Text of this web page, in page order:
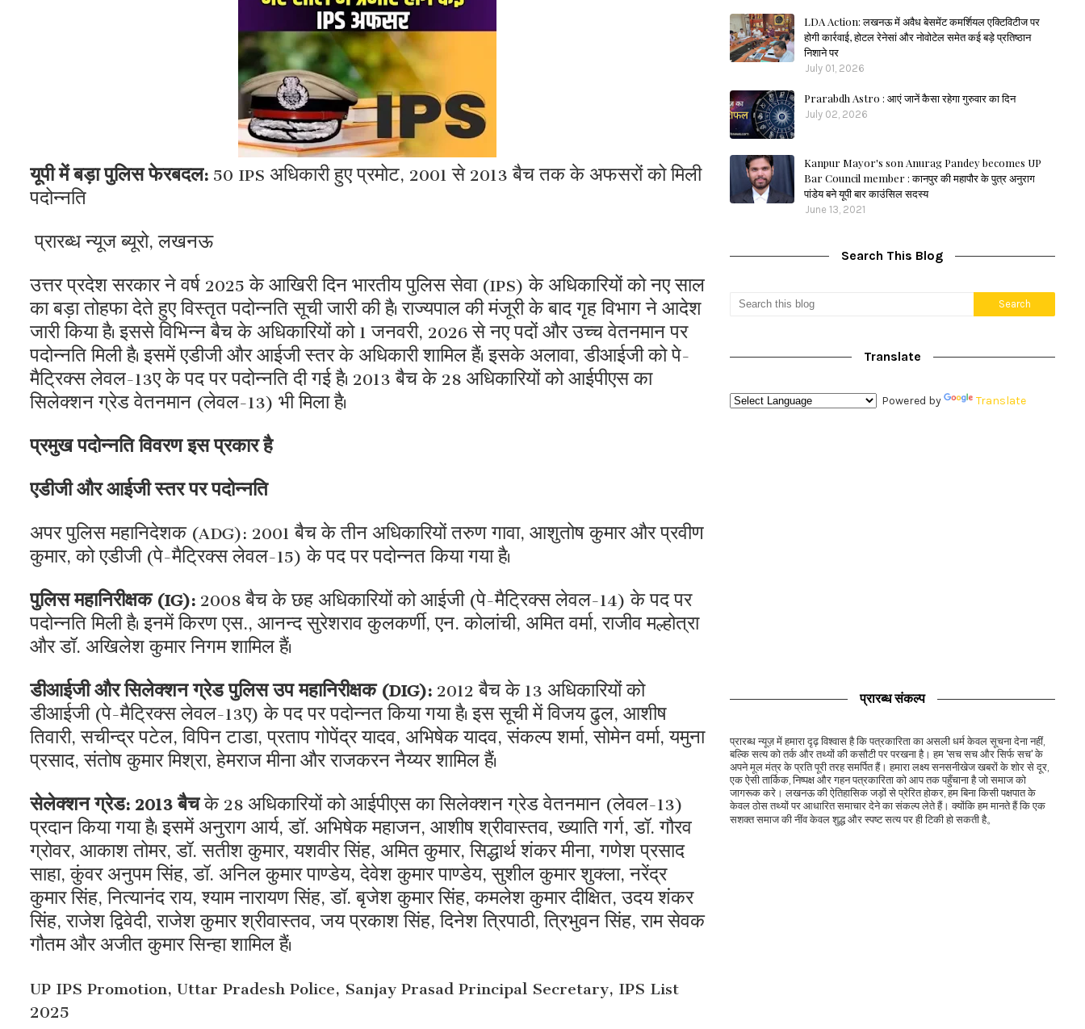
यूपी में बड़ा पुलिस फेरबदल:50 IPS अधिकारी हुए प्रमोट, 2001 से 2013 बैच तक के अफसरों को मिली
पदोन्नति
प्रारब्ध न्यूज ब्यूरो, लखनऊ
उत्तर प्रदेश सरकार ने वर्ष 2025 के आखिरी दिन भारतीय पुलिस सेवा (IPS) के अधिकारियों को नए साल
का बड़ा तोहफा देते हुए विस्तृत पदोन्नति सूची जारी की है। राज्यपाल की मंजूरी के बाद गृह विभाग ने आदेश
जारी किया है। इससे विभिन्न बैच के अधिकारियों को 1 जनवरी, 2026 से नए पदों और उच्च वेतनमान पर
पदोन्नति मिली है। इसमें एडीजी और आईजी स्तर के अधिकारी शामिल हैं। इसके अलावा, डीआईजी को पे-
मैट्रिक्स लेवल-13ए के पद पर पदोन्नति दी गई है। 2013 बैच के 28 अधिकारियों को आईपीएस का
सिलेक्शन ग्रेड वेतनमान (लेवल-13) भी मिला है।
प्रमुख पदोन्नति विवरण इस प्रकार है
एडीजी और आईजी स्तर पर पदोन्नति
अपर पुलिस महानिदेशक (ADG): 2001 बैच के तीन अधिकारियों तरुण गावा, आशुतोष कुमार और प्रवीण
कुमार, को एडीजी (पे-मैट्रिक्स लेवल-15) के पद पर पदोन्नत किया गया है।
पुलिस महानिरीक्षक (IG):2008 बैच के छह अधिकारियों को आईजी (पे-मैट्रिक्स लेवल-14) के पद पर
पदोन्नति मिली है। इनमें किरण एस., आनन्द सुरेशराव कुलकर्णी, एन. कोलांची, अमित वर्मा, राजीव मल्होत्रा
और डॉ. अखिलेश कुमार निगम शामिल हैं।
डीआईजी और सिलेक्शन ग्रेडपुलिस उप महानिरीक्षक (DIG):2012 बैच के 13 अधिकारियों को
डीआईजी (पे-मैट्रिक्स लेवल-13ए) के पद पर पदोन्नत किया गया है। इस सूची में विजय ढुल, आशीष
तिवारी, सचीन्द्र पटेल, विपिन टाडा, प्रताप गोपेंद्र यादव, अभिषेक यादव, संकल्प शर्मा, सोमेन वर्मा, यमुना
प्रसाद, संतोष कुमार मिश्रा, हेमराज मीना और राजकरन नैय्यर शामिल हैं।
सेलेक्शन ग्रेड: 2013 बैचके 28 अधिकारियों को आईपीएस का सिलेक्शन ग्रेड वेतनमान (लेवल-13)
प्रदान किया गया है। इसमें अनुराग आर्य, डॉ. अभिषेक महाजन, आशीष श्रीवास्तव, ख्याति गर्ग, डॉ. गौरव
ग्रोवर, आकाश तोमर, डॉ. सतीश कुमार, यशवीर सिंह, अमित कुमार, सिद्धार्थ शंकर मीना, गणेश प्रसाद
साहा, कुंवर अनुपम सिंह, डॉ. अनिल कुमार पाण्डेय, देवेश कुमार पाण्डेय, सुशील कुमार शुक्ला, नरेंद्र
कुमार सिंह, नित्यानंद राय, श्याम नारायण सिंह, डॉ. बृजेश कुमार सिंह, कमलेश कुमार दीक्षित, उदय शंकर
सिंह, राजेश द्विवेदी, राजेश कुमार श्रीवास्तव, जय प्रकाश सिंह, दिनेश त्रिपाठी, त्रिभुवन सिंह, राम सेवक
गौतम और अजीत कुमार सिन्हा शामिल हैं।
UP IPS Promotion, Uttar Pradesh Police, Sanjay Prasad Principal Secretary, IPS List
2025
LDA Action: लखनऊ में अवैध बेसमेंट कमर्शियल एक्टिविटीज पर
होगी कार्रवाई, होटल रेनेसां और नोवोटेल समेत कई बड़े प्रतिष्ठान
निशाने पर
July 01, 2026
Prarabdh Astro : आएं जानें कैसा रहेगा गुरुवार का दिन
July 02, 2026
Kanpur Mayor's son Anurag Pandey becomes UP
Bar Council member : कानपुर की महापौर के पुत्र अनुराग
पांडेय बने यूपी बार काउंसिल सदस्य
June 13, 2021
Search This Blog
Translate
Powered by Translate
प्रारब्ध संकल्प
प्रारब्ध न्यूज़ में हमारा दृढ़ विश्वास है कि पत्रकारिता का असली धर्म केवल सूचना देना नहीं,
बल्कि सत्य को तर्क और तथ्यों की कसौटी पर परखना है। हम 'सच सच और सिर्फ सच' के
अपने मूल मंत्र के प्रति पूरी तरह समर्पित हैं। हमारा लक्ष्य सनसनीखेज खबरों के शोर से दूर,
एक ऐसी तार्किक, निष्पक्ष और गहन पत्रकारिता को आप तक पहुँचाना है जो समाज को
जागरूक करे। लखनऊ की ऐतिहासिक जड़ों से प्रेरित होकर, हम बिना किसी पक्षपात के
केवल ठोस तथ्यों पर आधारित समाचार देने का संकल्प लेते हैं। क्योंकि हम मानते हैं कि एक
सशक्त समाज की नींव केवल शुद्ध और स्पष्ट सत्य पर ही टिकी हो सकती है。